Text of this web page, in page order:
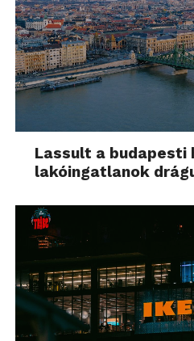
Lassult a budapesti
lakóingatlanok